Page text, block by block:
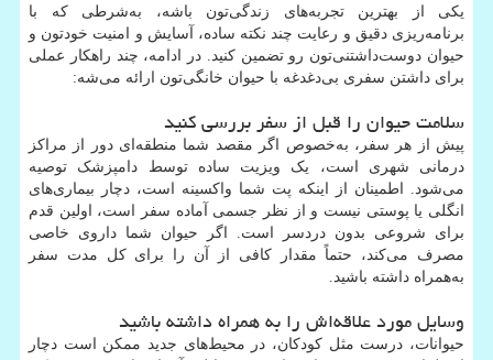
یکی از بهترین تجربه‌های زندگی‌تون باشه، به‌شرطی که با
برنامه‌ریزی دقیق و رعایت چند نکته ساده، آسایش و امنیت خودتون و
حیوان دوست‌داشتنی‌تون رو تضمین کنید. در ادامه، چند راهکار عملی
برای داشتن سفری بی‌دغدغه با حیوان خانگی‌تون ارائه می‌شه:
سلامت حیوان را قبل از سفر بررسی کنید
پیش از هر سفر، به‌خصوص اگر مقصد شما منطقه‌ای دور از مراکز
درمانی شهری است، یک ویزیت ساده توسط دامپزشک توصیه
می‌شود. اطمینان از اینکه پت شما واکسینه است، دچار بیماری‌های
انگلی یا پوستی نیست و از نظر جسمی آماده سفر است، اولین قدم
برای شروعی بدون دردسر است. اگر حیوان شما داروی خاصی
مصرف می‌کند، حتماً مقدار کافی از آن را برای کل مدت سفر
به‌همراه داشته باشید.
وسایل مورد علاقه‌اش را به همراه داشته باشید
حیوانات، درست مثل کودکان، در محیط‌های جدید ممکن است دچار